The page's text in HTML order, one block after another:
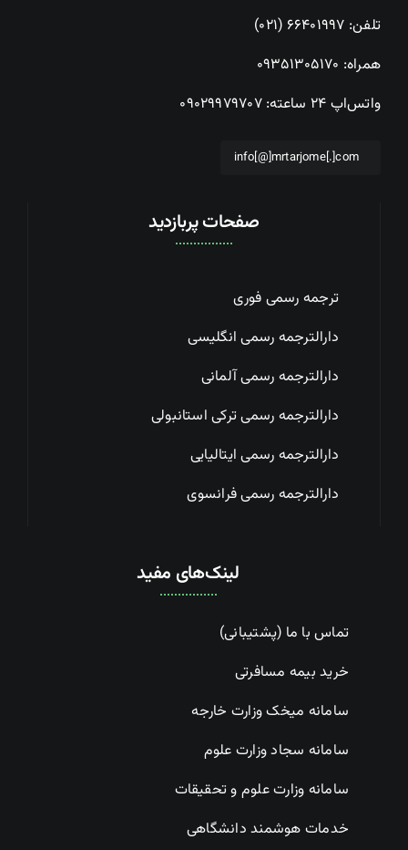
تلفن: ۶۶۴۰۱۹۹۷ (۰۲۱)
همراه: ۰۹۳۵۱۳۰۵۱۷۰
واتس‌اپ ۲۴ ساعته:
۰۹۰۲۹۹۷۹۷۰۷
info[@]mrtarjome[.]com
صفحات پربازدید
ترجمه رسمی فوری
دارالترجمه رسمی انگلیسی
دارالترجمه رسمی آلمانی
دارالترجمه رسمی ترکی استانبولی
دارالترجمه رسمی ایتالیایی
دارالترجمه رسمی فرانسوی
لینک‌های مفید
تماس با ما (پشتیبانی)
خرید بیمه مسافرتی
سامانه میخک وزارت خارجه
سامانه سجاد وزارت علوم
سامانه وزارت علوم و تحقیقات
خدمات هوشمند دانشگاهی